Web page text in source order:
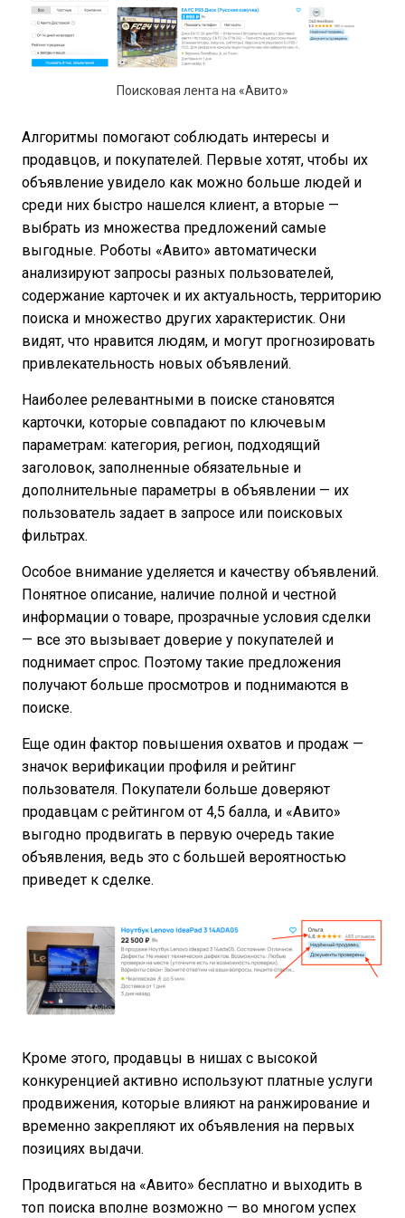
Поисковая лента на «Авито»
Алгоритмы помогают соблюдать интересы и
продавцов, и покупателей. Первые хотят, чтобы их
объявление увидело как можно больше людей и
среди них быстро нашелся клиент, а вторые —
выбрать из множества предложений самые
выгодные. Роботы «Авито» автоматически
анализируют запросы разных пользователей,
содержание карточек и их актуальность, территорию
поиска и множество других характеристик. Они
видят, что нравится людям, и могут прогнозировать
привлекательность новых объявлений.
Наиболее релевантными в поиске становятся
карточки, которые совпадают по ключевым
параметрам: категория, регион, подходящий
заголовок, заполненные обязательные и
дополнительные параметры в объявлении — их
пользователь задает в запросе или поисковых
фильтрах.
Особое внимание уделяется и качеству объявлений.
Понятное описание, наличие полной и честной
информации о товаре, прозрачные условия сделки
— все это вызывает доверие у покупателей и
поднимает спрос. Поэтому такие предложения
получают больше просмотров и поднимаются в
поиске.
Еще один фактор повышения охватов и продаж —
значок верификации профиля и рейтинг
пользователя. Покупатели больше доверяют
продавцам с рейтингом от 4,5 балла, и «Авито»
выгодно продвигать в первую очередь такие
объявления, ведь это с большей вероятностью
приведет к сделке.
Кроме этого, продавцы в нишах с высокой
конкуренцией активно используют платные услуги
продвижения, которые влияют на ранжирование и
временно закрепляют их объявления на первых
позициях выдачи.
Продвигаться на «Авито» бесплатно и выходить в
топ поиска вполне возможно — во многом успех